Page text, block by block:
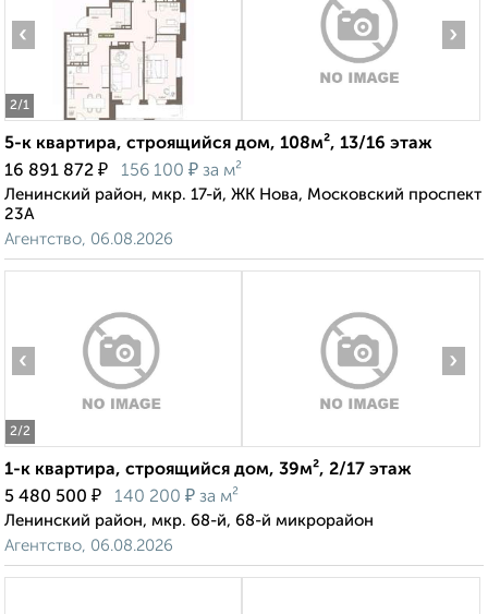
2/1
‹ ›
5-к квартира, строящийся дом, 108м², 13/16 этаж
16 891 872 ₽ 156 100 ₽ за м²
Ленинский район, мкр. 17-й, ЖК Нова, Московский проспект
23А
Агентство, 06.08.2026
2/2
‹ ›
1-к квартира, строящийся дом, 39м², 2/17 этаж
5 480 500 ₽ 140 200 ₽ за м²
Ленинский район, мкр. 68-й, 68-й микрорайон
Агентство, 06.08.2026